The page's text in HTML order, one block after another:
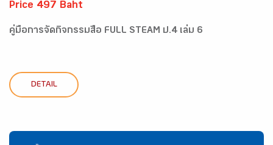
Price 497 Baht
คู่มือการจัดกิจกรรมสื่อ FULL STEAM ป.4 เล่ม 6
DETAIL